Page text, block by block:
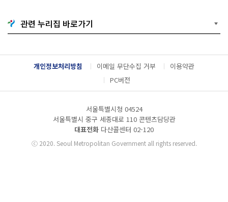
기
G
o
g
l
e
l
e
서
다
운
드
관련 누리집 바로가기
개인정보처리방침 이메일 무단수집 거부
이용약관
PC버전
서울특별시청 04524
서울특별시 중구 세종대로 110 콘텐츠담당관
대표전화 다산콜센터 02-120
ⓒ2020. Seoul Metropolitan Government all rights reserved.